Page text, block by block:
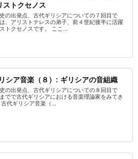
ストクセノス
の出発点、古代ギリシアについての７回目で
、アリストテレスの弟子、前４世紀後半に活躍
トクセノスです。 ここ...
シア音楽（８）: ギリシアの音組織
の出発点、古代ギリシアについての８回目で
でで古代ギリシアにおける音楽理論家をみてき
代ギリシア音楽（...